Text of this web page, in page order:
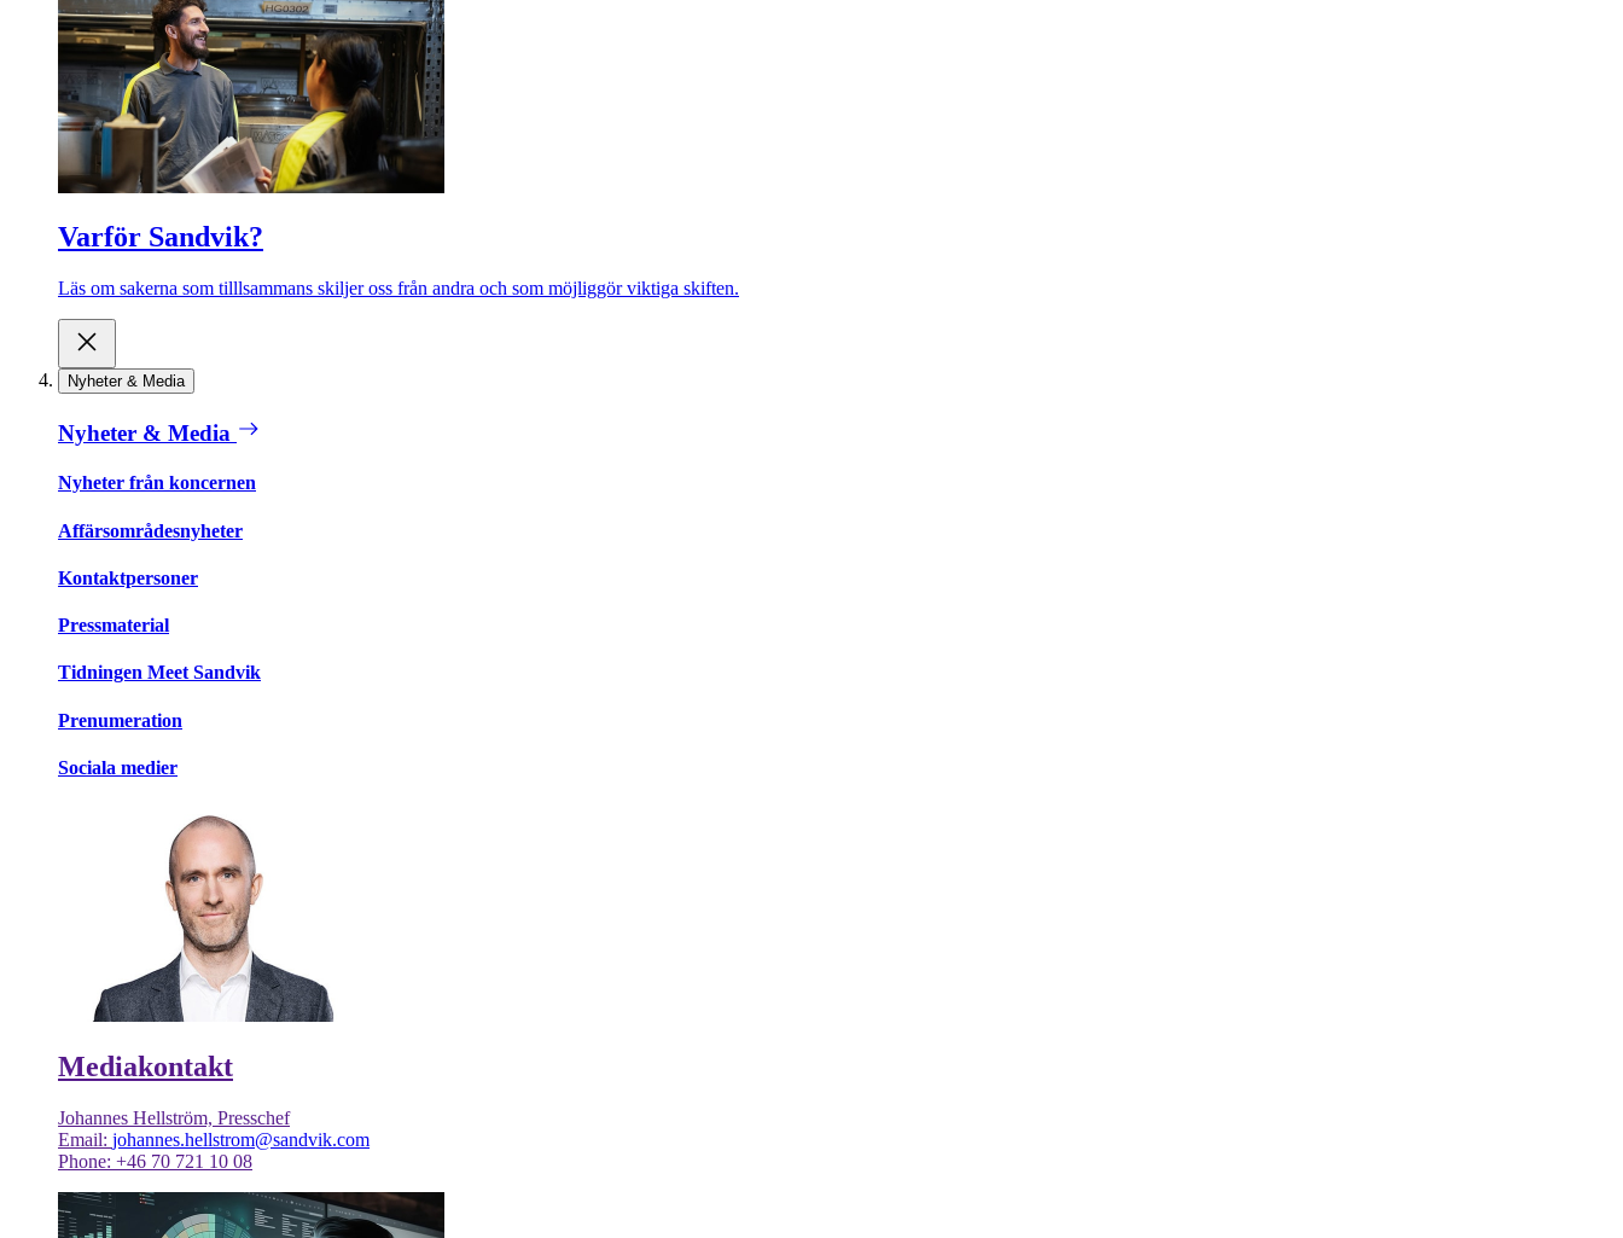
Varför Sandvik?
Läs om sakerna som tilllsammans skiljer oss från andra och som möjliggör viktiga skiften.
Nyheter & Media
Nyheter & Media
Nyheter från koncernen
Affärsområdesnyheter
Kontaktpersoner
Pressmaterial
Tidningen Meet Sandvik
Prenumeration
Sociala medier
Mediakontakt
Johannes Hellström, Presschef
Email: johannes.hellstrom@sandvik.com
Phone: +46 70 721 10 08